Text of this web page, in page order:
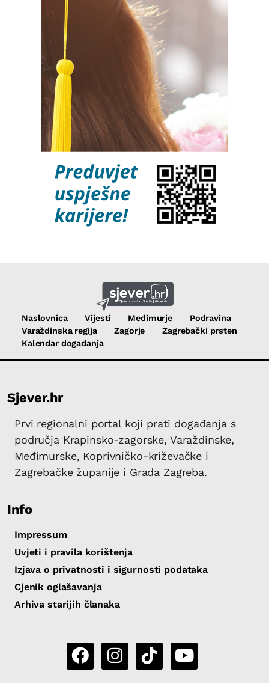
Naslovnica Vijesti Međimurje
Podravina
Varaždinska regija
Zagorje
Zagrebački prsten
Kalendar događanja
Sjever.hr
Prvi regionalni portal koji prati događanja s
područja Krapinsko-zagorske, Varaždinske,
Međimurske, Koprivničko-križevačke i
Zagrebačke županije i Grada Zagreba.
Info
Impressum
Uvjeti i pravila korištenja
Izjava o privatnosti i sigurnosti podataka
Cjenik oglašavanja
Arhiva starijih članaka